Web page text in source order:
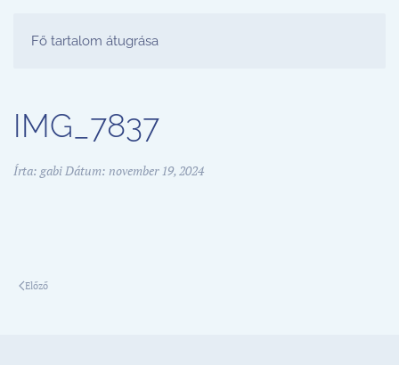
Fő tartalom átugrása
FESTŐ PARTY STÚDIÓ
IMG_7837
Írta: gabiDátum: november 19, 2024
Előző